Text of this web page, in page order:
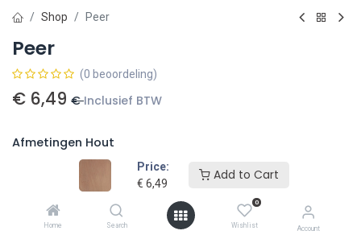
Price:
€ 6,49
Add to Cart
Home Search
0
Wishlist Account
Shop Peer
Peer
(0 beoordeling)
€ 6,49 € Inclusief BTW
Afmetingen Hout
€7,85
200 x 200 x 50 (mm) 14,00